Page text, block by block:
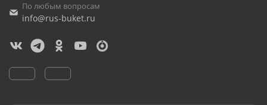
По любым вопросам
info@rus-buket.ru